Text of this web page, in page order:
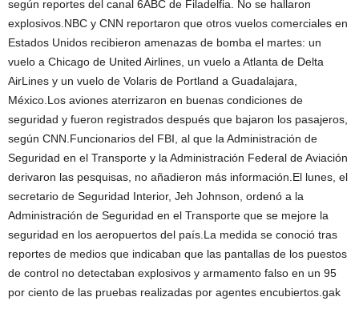
según reportes del canal 6ABC de Filadelfia. No se hallaron
explosivos.NBC y CNN reportaron que otros vuelos comerciales en
Estados Unidos recibieron amenazas de bomba el martes: un
vuelo a Chicago de United Airlines, un vuelo a Atlanta de Delta
AirLines y un vuelo de Volaris de Portland a Guadalajara,
México.Los aviones aterrizaron en buenas condiciones de
seguridad y fueron registrados después que bajaron los pasajeros,
según CNN.Funcionarios del FBI, al que la Administración de
Seguridad en el Transporte y la Administración Federal de Aviación
derivaron las pesquisas, no añadieron más información.El lunes, el
secretario de Seguridad Interior, Jeh Johnson, ordenó a la
Administración de Seguridad en el Transporte que se mejore la
seguridad en los aeropuertos del país.La medida se conoció tras
reportes de medios que indicaban que las pantallas de los puestos
de control no detectaban explosivos y armamento falso en un 95
por ciento de las pruebas realizadas por agentes encubiertos.gak